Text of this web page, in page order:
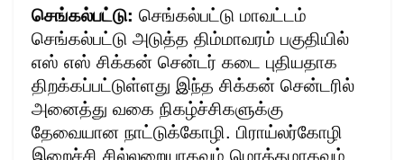
செங்கல்பட்டு: செங்கல்பட்டு மாவட்டம்
செங்கல்பட்டு அடுத்த திம்மாவரம் பகுதியில்
எஸ் எஸ் சிக்கன் சென்டர் கடை புதியதாக
திறக்கப்பட்டுள்ளது இந்த சிக்கன் சென்டரில்
அனைத்து வகை நிகழ்ச்சிகளுக்கு
தேவையான நாட்டுக்கோழி. பிராய்லர்கோழி
இறைச்சி சில்லறையாகவும் மொத்தமாகவும்